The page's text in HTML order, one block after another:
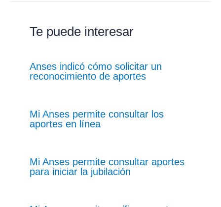
Te puede interesar
Anses indicó cómo solicitar un
reconocimiento de aportes
Mi Anses permite consultar los
aportes en línea
Mi Anses permite consultar aportes
para iniciar la jubilación